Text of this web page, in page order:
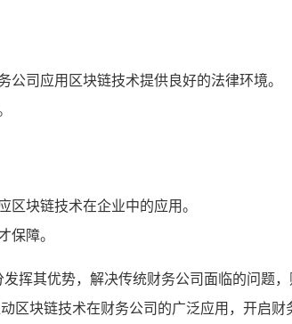
司应用区块链技术提供良好的法律环境。
块链技术在企业中的应用。
保障。
挥其优势，解决传统财务公司面临的问题
块链技术在财务公司的广泛应用，开启